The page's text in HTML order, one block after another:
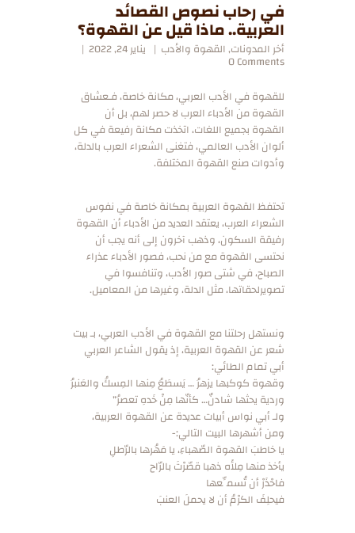
في رحاب نصوص القصائد
العربية.. ماذا قيل عن القهوة؟
أخر المدونات,القهوة والأدب يناير 24, 2022
0Comments
للقهوة في الأدب العربي، مكانة خاصة، فـعشاق
القهوة من الأدباء العرب لا حصر لهم، بل أن
القهوة بجميع اللغات، اتخذت مكانة رفيعة في كل
ألوان الأدب العالمي، فتغنى الشعراء العرب بالدلة،
وأدوات صنع القهوة المختلفة.
تحتفظ القهوة العربية بمكانة خاصة في نفوس
الشعراء العرب، يعتقد العديد من الأدباء أن القهوة
رفيقة السكون، وذهب آخرون إلى أنه يجب أن
نحتسى القهوة مع من نحب، فصور الأدباء عذراء
الصباح، في شتى صور الأدب، وتنافسوا في
تصويرلحقاتها، مثل الدلة، وغيرها من المعاميل.
ونستهل رحلتنا مع القهوة في الأدب العربي، بـ بيت
شعر عن القهوة العربية، إذ يقول الشاعر العربي
أبي تمام الطائي:
وقهوة كوكبها يزهرُ … يَسطَعُ مِنها المِسكُ والعَنبرُ
وردية يحثها شادنٌ… كأنّها مِنْ خَدهِ تعصرُ”
ولـ أبي نواس أبيات عديدة عن القهوة العربية،
ومن أشهرها البيت التالي:-
يا خاطبَ القهوة الصّهباءِ، يا مَهُرها بالرّطلِ
يأخذ منها مِلأَه ذهبا قصّرْتَ بالرّاح
فاحْذَرْ أن تُسمِّعها
فيحلِفَ الكرْمُ أن لا يحملَ العنبَ